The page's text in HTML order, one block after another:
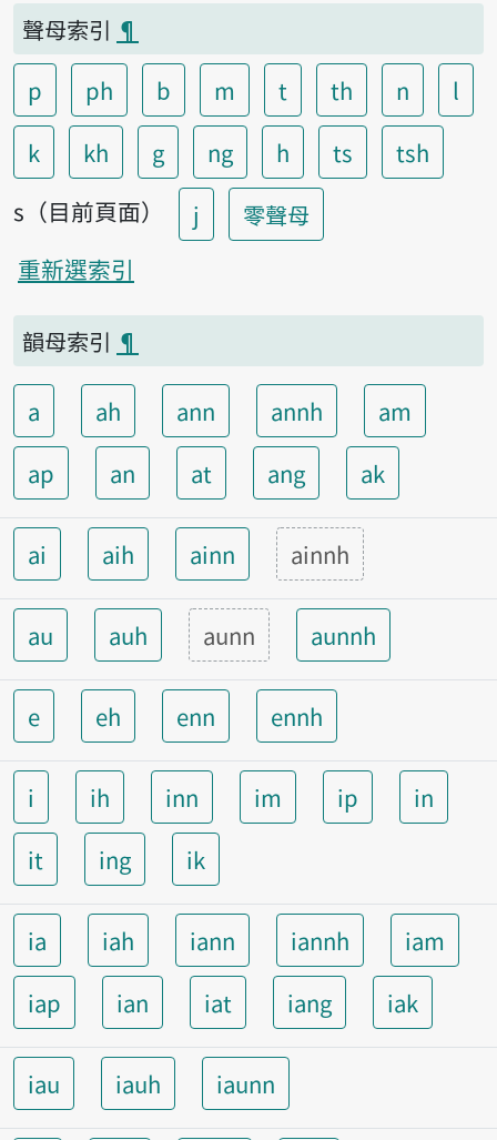
聲母索引 ¶
p
ph b m t th n
l
k
kh g ng h ts
tsh
s（目前頁面）
j
零聲母
重新選索引
韻母索引 ¶
a ah ann annh
am
ap
an at ang ak
ai aih ainn ainnh
au auh aunn aunnh
e eh enn ennh
i ih inn im ip
in
it
ing ik
ia iah iann iannh
iam
iap
ian iat iang iak
iau iauh iaunn